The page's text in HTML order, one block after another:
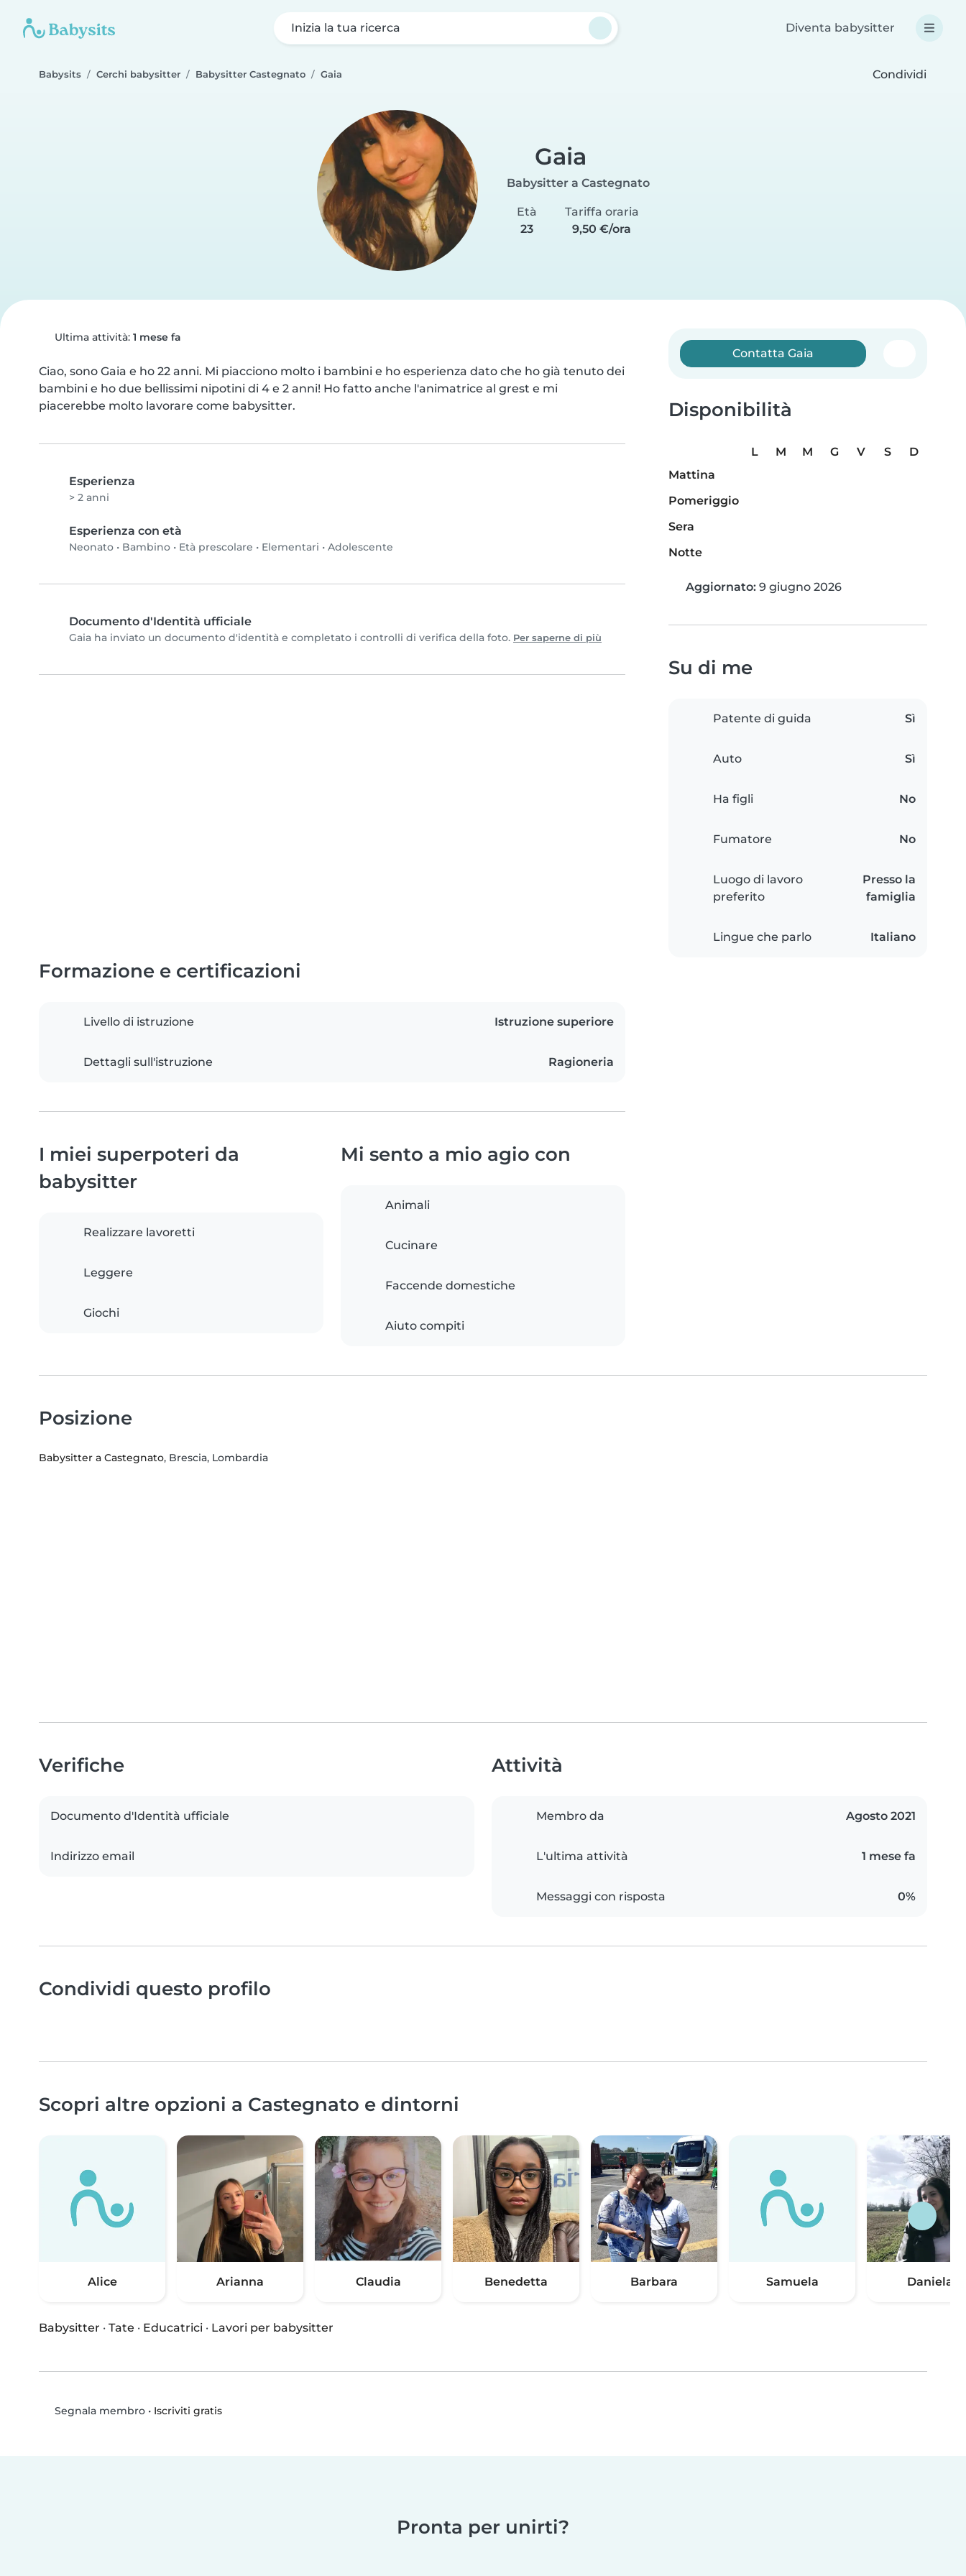
Inizia la tua ricerca Diventa babysitter
Babysits Cerchi babysitter Babysitter Castegnato Gaia Condividi
Gaia
Babysitter a Castegnato
Età
23
Tariffa oraria
9,50 €/ora
Ultima attività: 1 mese fa
Ciao, sono Gaia e ho 22 anni. Mi piacciono molto i bambini e ho esperienza dato che ho già tenuto dei
bambini e ho due bellissimi nipotini di 4 e 2 anni! Ho fatto anche l'animatrice al grest e mi
piacerebbe molto lavorare come babysitter.
Esperienza
> 2 anni
Esperienza con età
Neonato • Bambino • Età prescolare • Elementari • Adolescente
Documento d'Identità ufficiale
Gaia ha inviato un documento d'identità e completato i controlli di verifica della foto. Per saperne di più
Contatta Gaia
Disponibilità
L M M G V S
D
Mattina
Pomeriggio
Sera
Notte
Aggiornato: 9 giugno 2026
Su di me
Patente di guida Sì
Auto Sì
Ha figli No
Fumatore No
Luogo di lavoro
preferito
Presso la
famiglia
Lingue che parlo Italiano
Formazione e certificazioni
Livello di istruzione Istruzione superiore
Dettagli sull'istruzione Ragioneria
I miei superpoteri da
babysitter
Realizzare lavoretti
Leggere
Giochi
Mi sento a mio agio con
Animali
Cucinare
Faccende domestiche
Aiuto compiti
Posizione
Babysitter a Castegnato, Brescia, Lombardia
Verifiche
Documento d'Identità ufficiale
Indirizzo email
Attività
Membro da Agosto 2021
L'ultima attività 1 mese fa
Messaggi con risposta 0%
Condividi questo profilo
Scopri altre opzioni a Castegnato e dintorni
Alice Arianna Claudia Benedetta Barbara Samuela Daniela
Babysitter · Tate · Educatrici · Lavori per babysitter
Segnala membro• Iscriviti gratis
Pronta per unirti?